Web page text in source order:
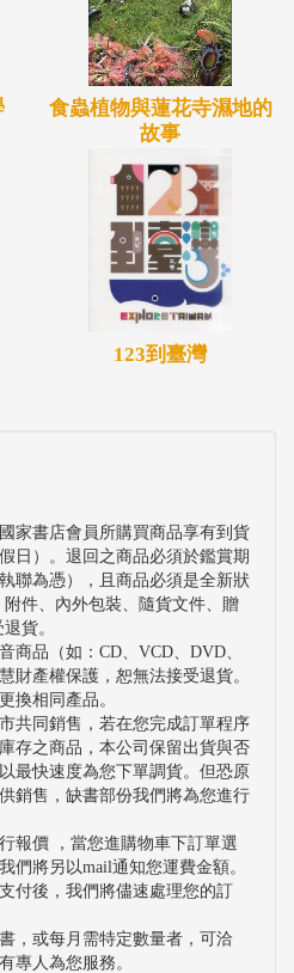
食蟲植物與蓮花寺濕地的
故事
123到臺灣
家書店會員所購買商品享有到貨
日）。退回之商品必須於鑑賞期
聯為憑），且商品必須是全新狀
件、內外包裝、隨貨文件、贈
貨。
商品（如：CD、VCD、DVD、
財產權保護，恕無法接受退貨。
換相同產品。
共同銷售，若在您完成訂單程序
存之商品，本公司保留出貨與否
最快速度為您下單調貨。但恐原
銷售，缺書部份我們將為您進行
報價 ，當您進購物車下訂單選
們將另以mail通知您運費金額。
付後，我們將儘速處理您的訂
，或每月需特定數量者，可洽
專人為您服務。